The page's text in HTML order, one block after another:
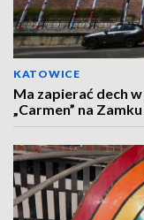
KATOWICE
Ma zapierać dech
„Carmen” na